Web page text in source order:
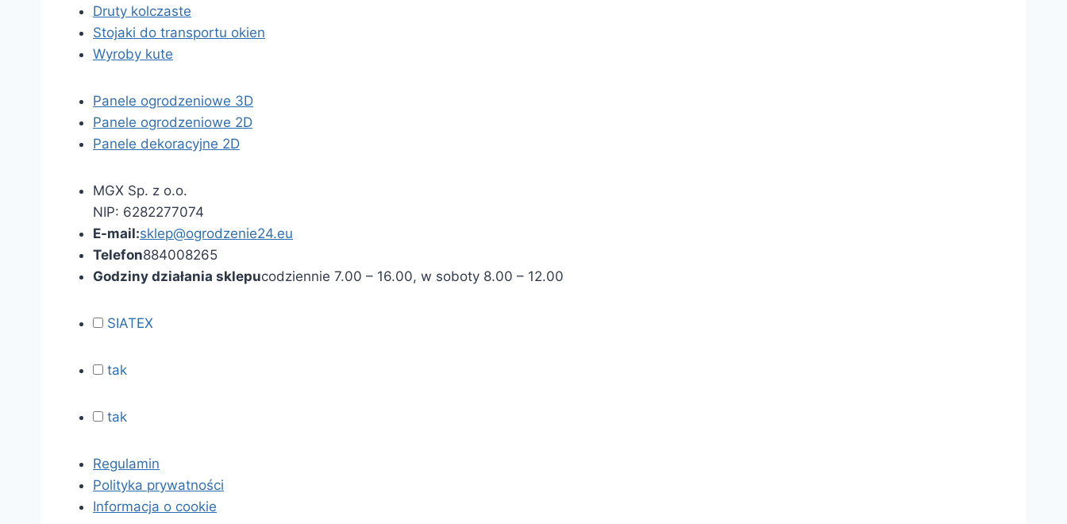
Druty kolczaste
Stojaki do transportu okien
Wyroby kute
Panele ogrodzeniowe 3D
Panele ogrodzeniowe 2D
Panele dekoracyjne 2D
MGX Sp. z o.o.
NIP: 6282277074
E-mail:sklep@ogrodzenie24.eu
Telefon884008265
Godziny działania sklepucodziennie 7.00 – 16.00, w soboty 8.00 – 12.00
SIATEX
tak
tak
Regulamin
Polityka prywatności
Informacja o cookie